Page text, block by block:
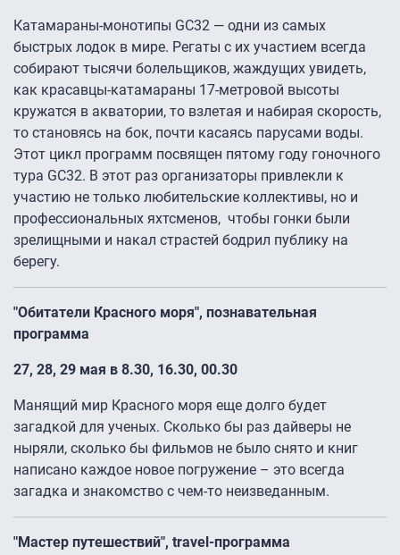
Катамараны-монотипы GC32 — одни из самых
быстрых лодок в мире. Регаты с их участием всегда
собирают тысячи болельщиков, жаждущих увидеть,
как красавцы-катамараны 17-метровой высоты
кружатся в акватории, то взлетая и набирая скорость,
то становясь на бок, почти касаясь парусами воды.
Этот цикл программ посвящен пятому году гоночного
тура GC32. В этот раз организаторы привлекли к
участию не только любительские коллективы, но и
профессиональных яхтсменов, чтобы гонки были
зрелищными и накал страстей бодрил публику на
берегу.
"Обитатели Красного моря", познавательная
программа
27, 28, 29 мая в 8.30, 16.30, 00.30
Манящий мир Красного моря еще долго будет
загадкой для ученых. Сколько бы раз дайверы не
ныряли, сколько бы фильмов не было снято и книг
написано каждое новое погружение – это всегда
загадка и знакомство с чем-то неизведанным.
"Мастер путешествий", travel -программа